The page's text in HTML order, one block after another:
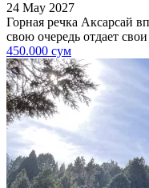
24 May 2027
Горная речка Аксарсай
свою очередь отдает
450.000 сум